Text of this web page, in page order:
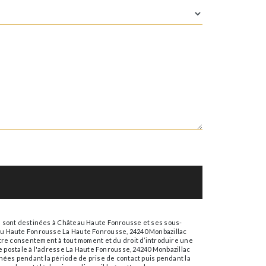
destinées à Château Haute Fonrousse et ses sous-
Fonrousse La Haute Fonrousse, 24240 Monbazillac
consentement à tout moment et du droit d’introduire une
à l'adresse La Haute Fonrousse, 24240 Monbazillac
pendant la période de prise de contact puis pendant la